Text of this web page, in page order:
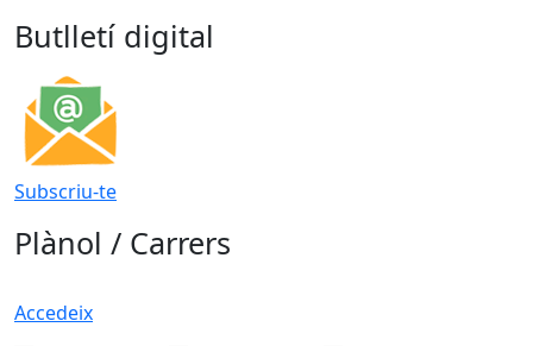
Butlletí digital
Subscriu-te
Plànol / Carrers
Accedeix